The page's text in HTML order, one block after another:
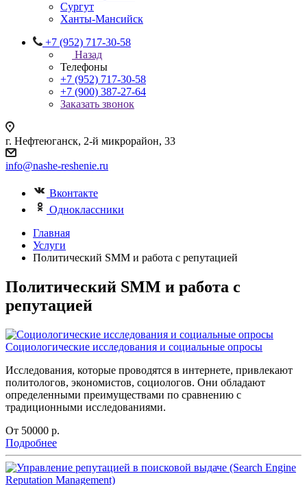
Сургут
Ханты-Мансийск
+7 (952) 717-30-58
Назад
Телефоны
+7 (952) 717-30-58
+7 (900) 387-27-64
Заказать звонок
г. Нефтеюганск, 2-й микрорайон, 33
info@nashe-reshenie.ru
Вконтакте
Одноклассники
Главная
Услуги
Политический SMM и работа с репутацией
Политический SMM и работа с
репутацией
Социологические исследования и социальные опросы
Исследования, которые проводятся в интернете, привлекают
политологов, экономистов, социологов. Они обладают
определенными преимуществами по сравнению с
традиционными исследованиями.
От 50000 р.
Подробнее